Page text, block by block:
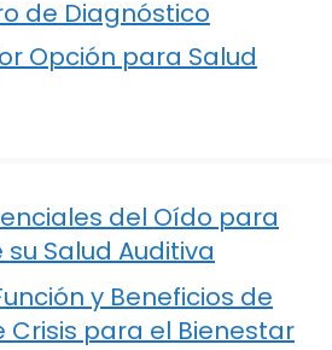
de Diagnóstico
Opción para Salud
del Oído para
su Salud Auditiva
y Beneficios de
Crisis para el Bienestar